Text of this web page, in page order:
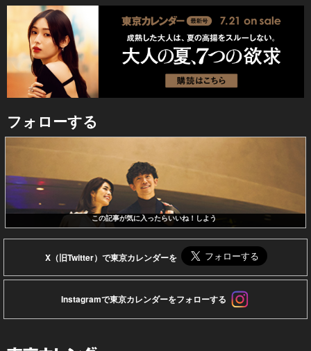
フォローする
この記事が気に入ったらいいね！しよう
X（旧Twitter）で東京カレンダーを
Instagramで東京カレンダーをフォローする